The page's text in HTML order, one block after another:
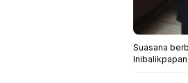
Suasana